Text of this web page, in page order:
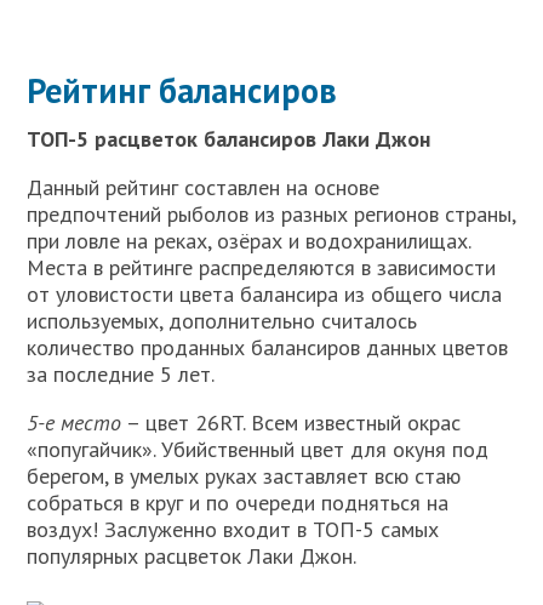
Рейтинг балансиров
ТОП-5 расцветок балансиров Лаки Джон
Данный рейтинг составлен на основе
предпочтений рыболов из разных регионов страны,
при ловле на реках, озёрах и водохранилищах.
Места в рейтинге распределяются в зависимости
от уловистости цвета балансира из общего числа
используемых, дополнительно считалось
количество проданных балансиров данных цветов
за последние 5 лет.
5-е место – цвет 26RT. Всем известный окрас
«попугайчик». Убийственный цвет для окуня под
берегом, в умелых руках заставляет всю стаю
собраться в круг и по очереди подняться на
воздух! Заслуженно входит в ТОП-5 самых
популярных расцветок Лаки Джон.